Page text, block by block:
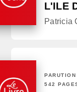
L'ILE
Patricia
542